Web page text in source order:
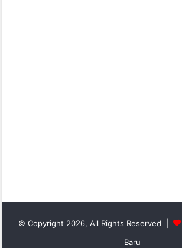
© Copyright 2026, All Rights Reserved |
Baru